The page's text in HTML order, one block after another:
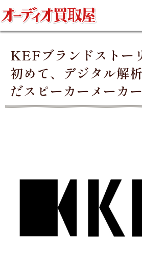
KEFブランドストー
初めて、デジタル解
だスピーカーメーカ